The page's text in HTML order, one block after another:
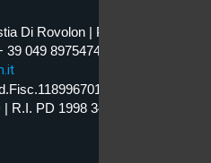
Di Rovolon | PD | ITALY
39 049 8975474
R.I. PD 1998 34629 | Capitale